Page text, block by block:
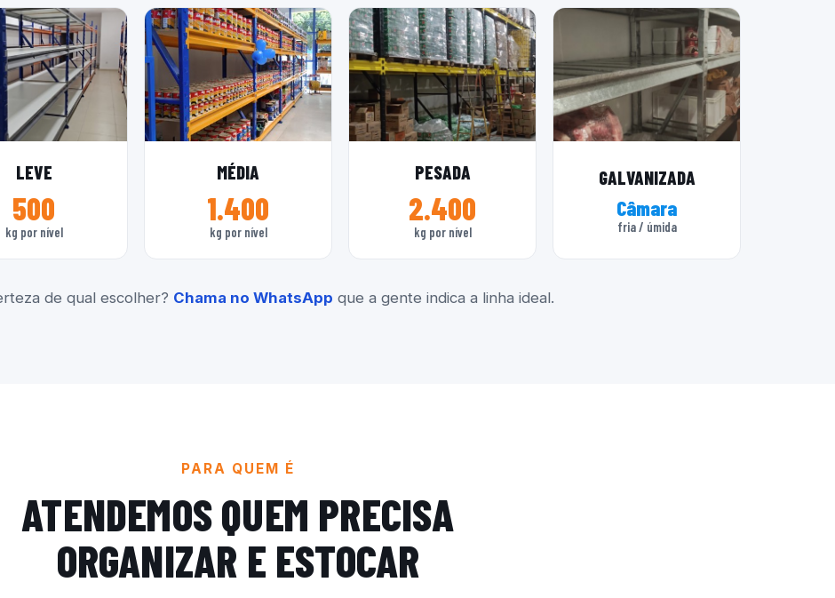
LEVE
500
kg por nível
MÉDIA
1.400
kg por nível
PESADA
2.400
kg por nível
GALVANIZADA
Câmara
fria / úmida
de qual escolher? Chama no WhatsApp que a gente indica a linha ideal.
PARA QUEM É
ATENDEMOS QUEM PRECISA
ORGANIZAR E ESTOCAR